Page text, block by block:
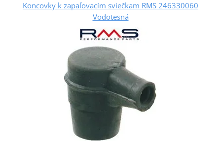
Koncovky k zapaľovacím sviečkam RMS 246330060
Vodotesná